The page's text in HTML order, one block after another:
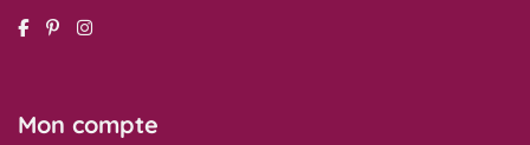
Mon compte